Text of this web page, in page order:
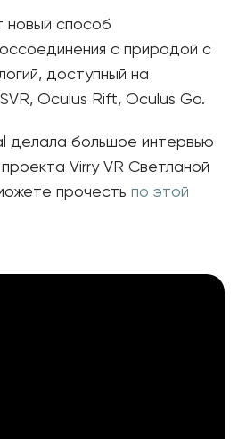
новый способ
с природой с
доступный на
Oculus Rift, Oculus Go.
делала большое интервью
Virry VR Светланой
прочесть по этой